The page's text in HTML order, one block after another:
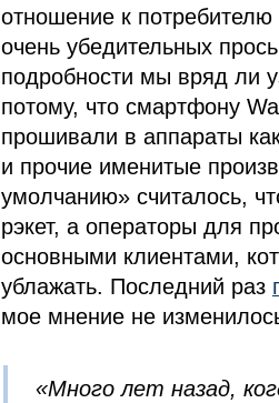
отношение к
очень убедительных
подробности мы вряд ли
потому, что смартфону
прошивали в аппараты
и прочие именитые
умолчанию» считалось,
рэкет, а операторы для
основными клиентами,
ублажать. Последний раз
мое мнение не
«Много лет назад,